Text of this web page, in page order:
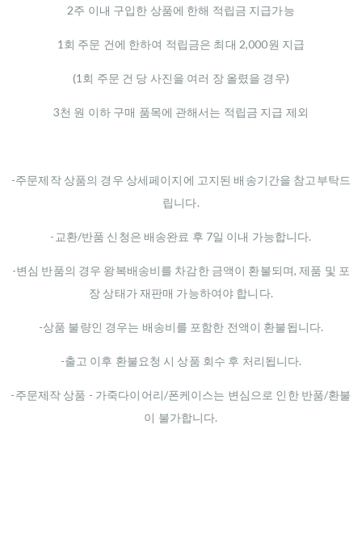
2주 이내 구입한 상품에 한해 적립금 지급가능
1회 주문 건에 한하여 적립금은 최대 2,000원 지급
(1회 주문 건 당 사진을 여러 장 올렸을 경우)
3천 원 이하 구매 품목에 관해서는 적립금 지급 제외
-주문제작 상품의 경우 상세페이지에 고지된 배송기간을 참고부탁드
립니다.
-교환/반품 신청은 배송완료 후 7일 이내 가능합니다.
-변심 반품의 경우 왕복배송비를 차감한 금액이 환불되며, 제품 및 포
장 상태가 재판매 가능하여야 합니다.
-상품 불량인 경우는 배송비를 포함한 전액이 환불됩니다.
-출고 이후 환불요청 시 상품 회수 후 처리됩니다.
-주문제작 상품 - 가죽다이어리/폰케이스는 변심으로 인한 반품/환불
이 불가합니다.